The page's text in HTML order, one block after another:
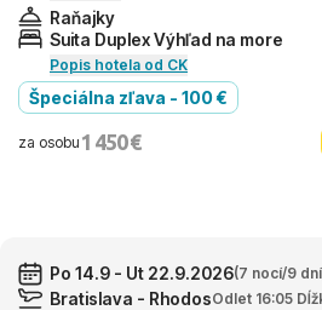
Raňajky
Suita Duplex Výhľad na more
Popis hotela od CK
Špeciálna zľava - 100 €
za osobu 1 450 €
Po 14.9 - Ut 22.9.2026(7 nocí/9
Bratislava - RhodosOdlet 16:05